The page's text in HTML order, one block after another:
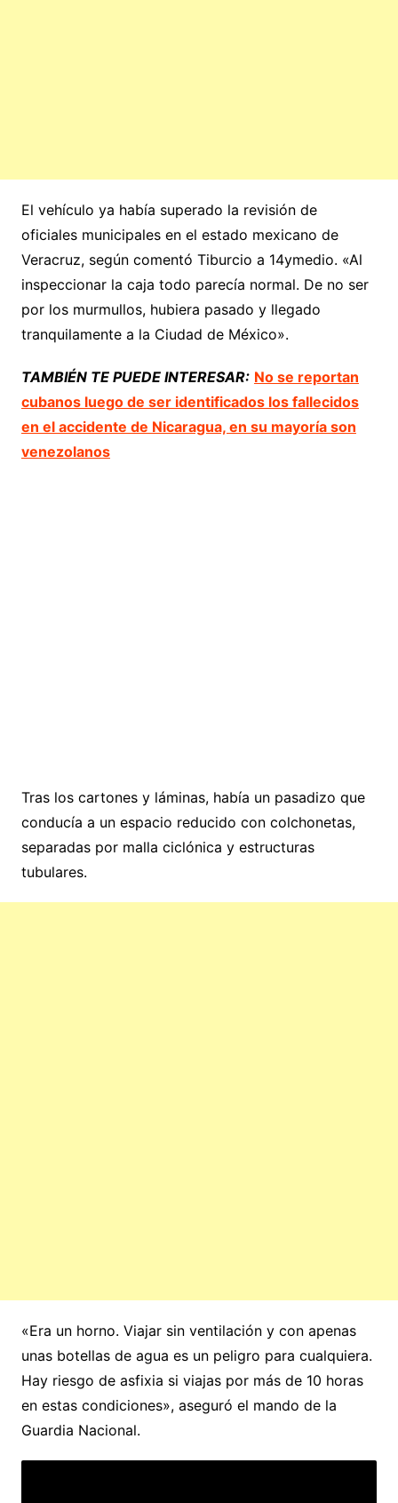
El vehículo ya había superado la revisión de
oficiales municipales en el estado mexicano de
Veracruz, según comentó Tiburcio a 14ymedio. «Al
inspeccionar la caja todo parecía normal. De no ser
por los murmullos, hubiera pasado y llegado
tranquilamente a la Ciudad de México».
TAMBIÉN TE PUEDE INTERESAR: No se reportan
cubanos luego de ser identificados los fallecidos
en el accidente de Nicaragua, en su mayoría son
venezolanos
Tras los cartones y láminas, había un pasadizo que
conducía a un espacio reducido con colchonetas,
separadas por malla ciclónica y estructuras
tubulares.
«Era un horno. Viajar sin ventilación y con apenas
unas botellas de agua es un peligro para cualquiera.
Hay riesgo de asfixia si viajas por más de 10 horas
en estas condiciones», aseguró el mando de la
Guardia Nacional.